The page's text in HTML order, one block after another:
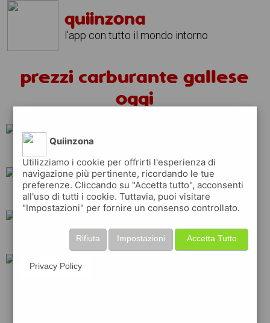
quiinzona
l'app con tutto il mondo intorno
prezzi carburante gallese
oggi
repsol ip q8
total eni
Quiinzona
Utilizziamo i cookie per offrirti l'esperienza di
navigazione più pertinente, ricordando le tue
preferenze. Cliccando su "Accetta tutto", acconsenti
all'uso di tutti i cookie. Tuttavia, puoi visitare
"Impostazioni" per fornire un consenso controllato.
Accetta Tutto
Impostazioni
Rifiuta
Privacy Policy